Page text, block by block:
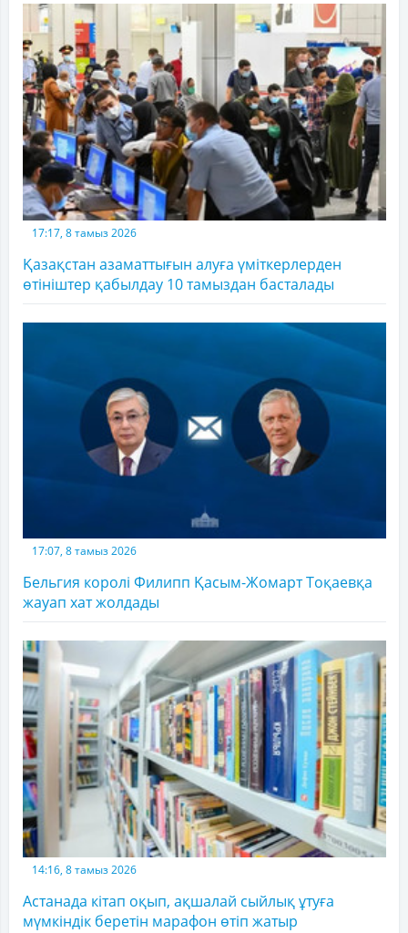
17:17, 8 тамыз 2026
Қазақстан азаматтығын алуға үміткерлерден
өтініштер қабылдау 10 тамыздан басталады
17:07, 8 тамыз 2026
Бельгия королі Филипп Қасым-Жомарт Тоқаевқа
жауап хат жолдады
14:16, 8 тамыз 2026
Астанада кітап оқып, ақшалай сыйлық ұтуға
мүмкіндік беретін марафон өтіп жатыр